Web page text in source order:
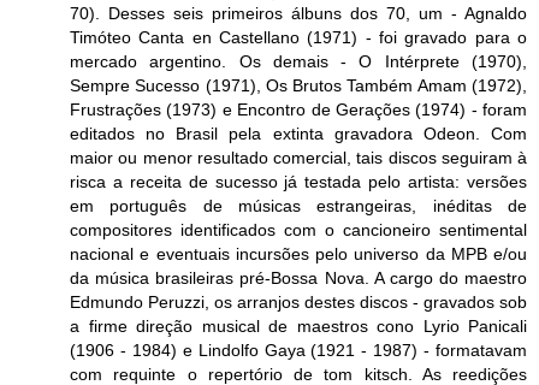
70). Desses seis primeiros álbuns dos 70, um - Agnaldo
Timóteo Canta en Castellano (1971) - foi gravado para o
mercado argentino. Os demais - O Intérprete (1970),
Sempre Sucesso (1971), Os Brutos Também Amam (1972),
Frustrações (1973) e Encontro de Gerações (1974) - foram
editados no Brasil pela extinta gravadora Odeon. Com
maior ou menor resultado comercial, tais discos seguiram à
risca a receita de sucesso já testada pelo artista: versões
em português de músicas estrangeiras, inéditas de
compositores identificados com o cancioneiro sentimental
nacional e eventuais incursões pelo universo da MPB e/ou
da música brasileiras pré-Bossa Nova. A cargo do maestro
Edmundo Peruzzi, os arranjos destes discos - gravados sob
a firme direção musical de maestros cono Lyrio Panicali
(1906 - 1984) e Lindolfo Gaya (1921 - 1987) - formatavam
com requinte o repertório de tom kitsch. As reedições